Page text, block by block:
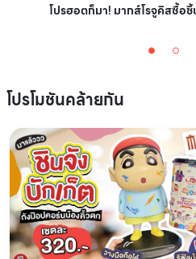
โปรฮอตก็มา! มากส์โรจูคิสซื้อชิ้
โปรโมชันคล้ายกัน